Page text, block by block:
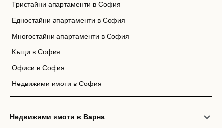
Тристайни апартаменти в София
Едностайни апартаменти в София
Многостайни апартаменти в София
Къщи в София
Офиси в София
Недвижими имоти в София
Недвижими имоти в Варна